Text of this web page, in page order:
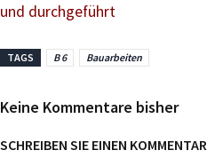
und durchgeführt
TAGS B 6 Bauarbeiten
Keine Kommentare bisher
SCHREIBEN SIE EINEN KOMMENTAR